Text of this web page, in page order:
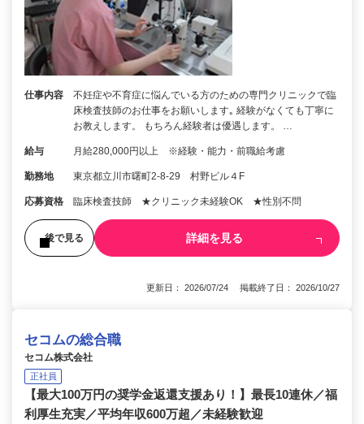
仕事内容
不妊症や不育症に悩んでいる方のための専門クリニックで臨
床検査技師のお仕事をお願いします｡ 経験がなくても丁寧に
お教えします。 もちろん経験者は優遇します。 …
給与 月給280,000円以上 ※経験・能力・前職給考慮
勤務地 東京都立川市曙町2-8-29 村野ビル４F
応募資格 臨床検査技師 ★クリニック未経験OK ★性別不問
後で見る 詳細を見る
更新日： 2026/07/24 掲載終了日： 2026/10/27
セコムの総合職
セコム株式会社
正社員
【最大100万円の奨学金返還支援あり！】最長10連休／福
利厚生充実／平均年収600万超／未経験歓迎